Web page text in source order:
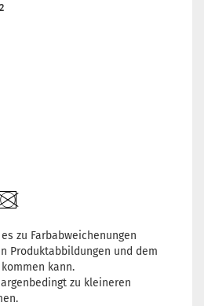
zu Farbabweichenungen
Produktabbildungen und dem
kann.
zu kleineren